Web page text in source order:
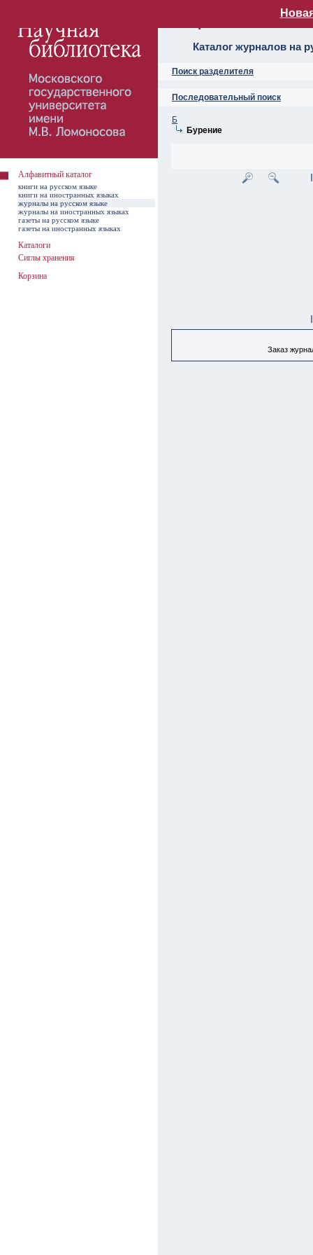
Алфавитный
Каталог журналов на
Поиск разделителя
Последовательный поиск
Б
Бурение
Заказ
Алфавитный каталог
книги на русском языке
книги на иностранных языках
журналы на русском языке
журналы на иностранных языках
газеты на русском языке
газеты на иностранных языках
Каталоги
Сиглы хранения
Корзина